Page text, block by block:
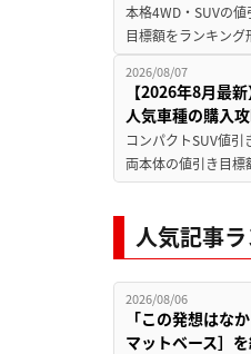
本格4WD・SUVの
目標額をランキン
2026/08/07
【2026年8月最
人気車種の購入
コンパクトSUV値
両本体の値引き目
人気記事
2026/08/06
「この発想はな
マットベース］